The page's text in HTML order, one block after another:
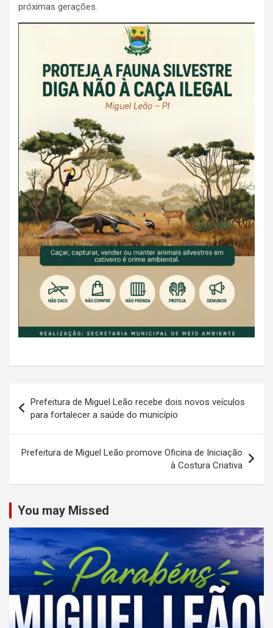
próximas gerações.
de
Post
Prefeitura de Miguel Leão recebe dois novos veículos
para fortalecer a saúde do município
Prefeitura de Miguel Leão promove Oficina de Iniciação
à Costura Criativa
You may Missed